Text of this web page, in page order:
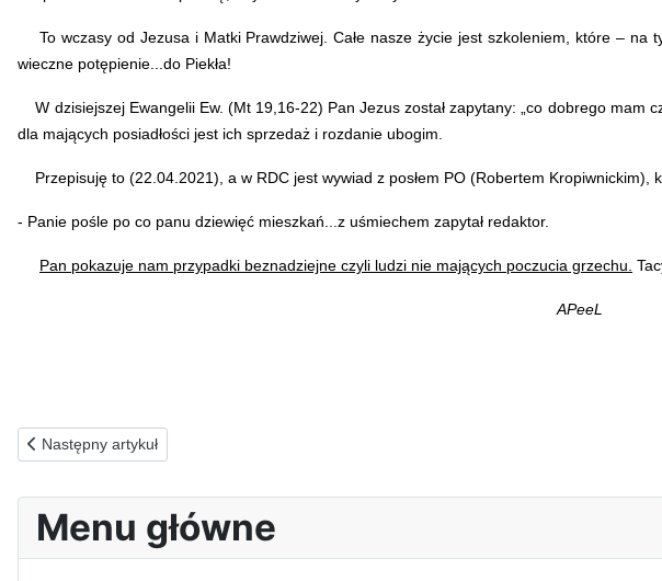
To wczasy od Jezusa i Matki Prawdziwej. Całe nasze życie jest szkoleniem, które – na
wieczne potępienie...do Piekła!
W dzisiejszej Ewangelii Ew. (Mt 19,16-22) Pan Jezus został zapytany: „co dobrego mam
dla mających posiadłości jest ich sprzedaż i rozdanie ubogim.
Przepisuję to (22.04.2021), a w RDC jest wywiad z posłem PO (Robertem Kropiwnickim),
- Panie pośle po co panu dziewięć mieszkań...z uśmiechem zapytał redaktor.
Pan pokazuje nam przypadki beznadziejne czyli ludzi nie mających poczucia grzechu.
APeeL
Poprzednia strona: 21.08.1990(w) Woda Miłosierdzia
Następny artykuł
Menu główne